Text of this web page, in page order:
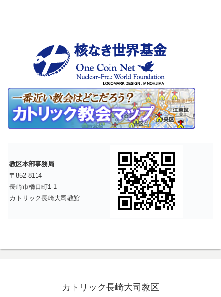
教区本部事務局
〒852-8114
長崎市橋口町1-1
カトリック長崎大司教館
カトリック長崎大司教区